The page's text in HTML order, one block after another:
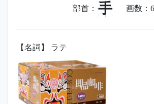
部首： 手 画数： 6
【名詞】 ラテ